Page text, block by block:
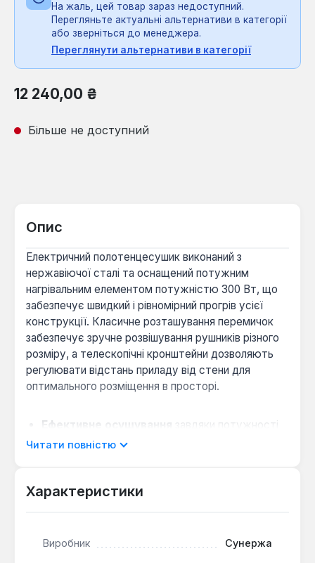
На жаль, цей товар зараз недоступний.
Перегляньте актуальні альтернативи в категорії
або зверніться до менеджера.
Переглянути альтернативи в категорії
Звичайна ціна:
12 240,00 ₴
Більше не доступний
Опис
Електричний полотенцесушик виконаний з
нержавіючої сталі та оснащений потужним
нагрівальним елементом потужністю 300 Вт, що
забезпечує швидкий і рівномірний прогрів усієї
конструкції. Класичне розташування перемичок
забезпечує зручне розвішування рушників різного
розміру, а телескопічні кронштейни дозволяють
регулювати відстань приладу від стени для
оптимального розміщення в просторі.
Ефективне осушування
завдяки потужності
300 Вт та великій площі поверхні моделі
регулювання відстані від стіни та нижнє
корозійною стійкістю нержавіючої сталі та
Читати повністю
Характеристики
Виробник Сунержа